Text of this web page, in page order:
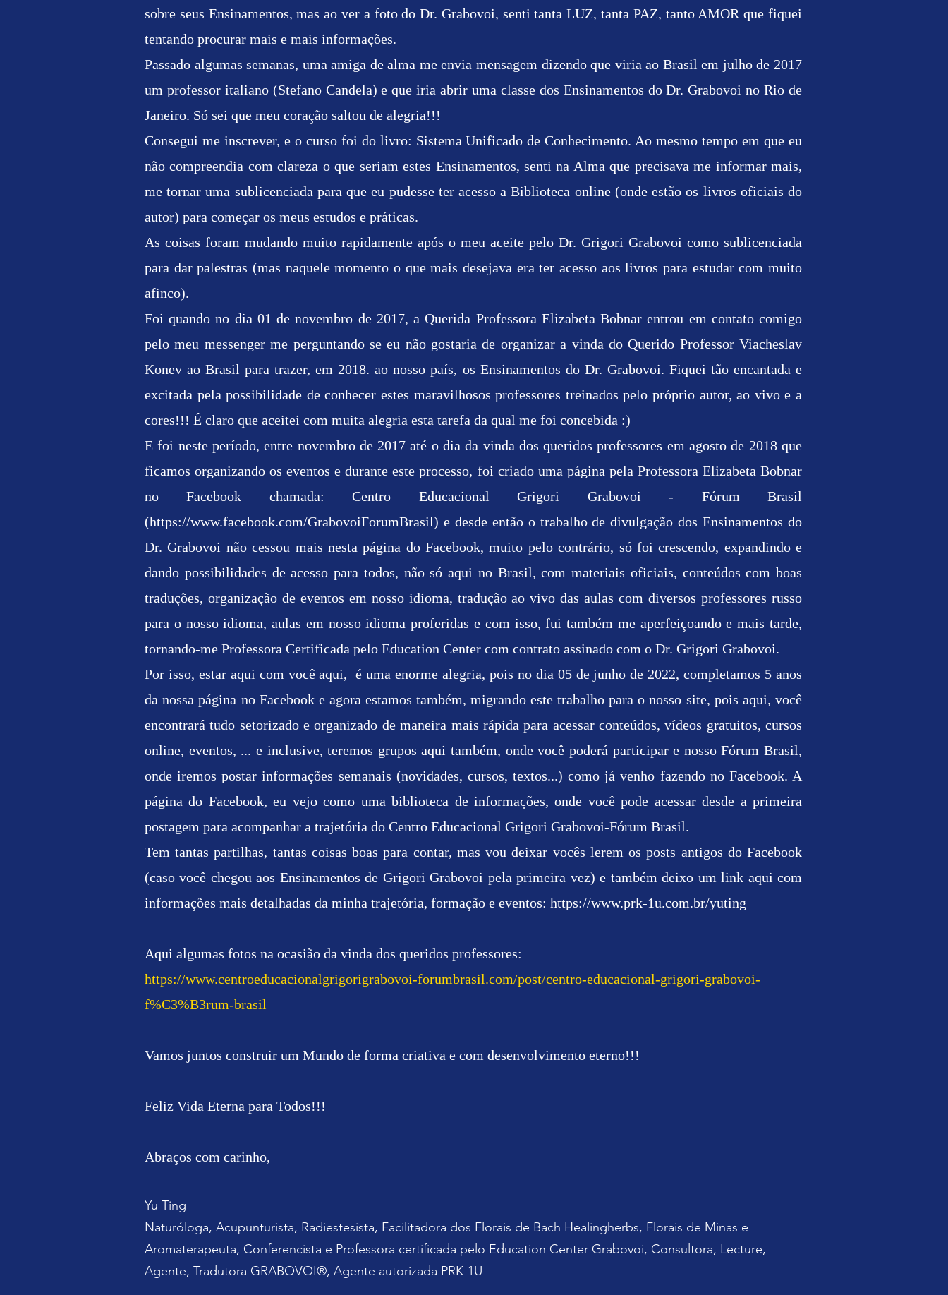
sobre seus Ensinamentos, mas ao ver a foto do Dr. Grabovoi, senti tanta LUZ, tanta PAZ, tanto AMOR que fiquei
tentando procurar mais e mais informações.
Passado algumas semanas, uma amiga de alma me envia mensagem dizendo que viria ao Brasil em julho de 2017
um professor italiano (Stefano Candela) e que iria abrir uma classe dos Ensinamentos do Dr. Grabovoi no Rio de
Janeiro. Só sei que meu coração saltou de alegria!!!
Consegui me inscrever, e o curso foi do livro: Sistema Unificado de Conhecimento. Ao mesmo tempo em que eu
não compreendia com clareza o que seriam estes Ensinamentos, senti na Alma que precisava me informar mais,
me tornar uma sublicenciada para que eu pudesse ter acesso a Biblioteca online (onde estão os livros oficiais do
autor) para começar os meus estudos e práticas.
As coisas foram mudando muito rapidamente após o meu aceite pelo Dr. Grigori Grabovoi como sublicenciada
para dar palestras (mas naquele momento o que mais desejava era ter acesso aos livros para estudar com muito
afinco).
Foi quando no dia 01 de novembro de 2017, a Querida Professora Elizabeta Bobnar entrou em contato comigo
pelo meu messenger me perguntando se eu não gostaria de organizar a vinda do Querido Professor Viacheslav
Konev ao Brasil para trazer, em 2018. ao nosso país, os Ensinamentos do Dr. Grabovoi. Fiquei tão encantada e
excitada pela possibilidade de conhecer estes maravilhosos professores treinados pelo próprio autor, ao vivo e a
cores!!! É claro que aceitei com muita alegria esta tarefa da qual me foi concebida :)
E foi neste período, entre novembro de 2017 até o dia da vinda dos queridos professores em agosto de 2018 que
ficamos organizando os eventos e durante este processo, foi criado uma página pela Professora Elizabeta Bobnar
no Facebook chamada: Centro Educacional Grigori Grabovoi - Fórum Brasil
(https://www.facebook.com/GrabovoiForumBrasil) e desde então o trabalho de divulgação dos Ensinamentos do
Dr. Grabovoi não cessou mais nesta página do Facebook, muito pelo contrário, só foi crescendo, expandindo e
dando possibilidades de acesso para todos, não só aqui no Brasil, com materiais oficiais, conteúdos com boas
traduções, organização de eventos em nosso idioma, tradução ao vivo das aulas com diversos professores russo
para o nosso idioma, aulas em nosso idioma proferidas e com isso, fui também me aperfeiçoando e mais tarde,
tornando-me Professora Certificada pelo Education Center com contrato assinado com o Dr. Grigori Grabovoi.
Por isso, estar aqui com você aqui, é uma enorme alegria, pois no dia 05 de junho de 2022, completamos 5 anos
da nossa página no Facebook e agora estamos também, migrando este trabalho para o nosso site, pois aqui, você
encontrará tudo setorizado e organizado de maneira mais rápida para acessar conteúdos, vídeos gratuitos, cursos
online, eventos, ... e inclusive, teremos grupos aqui também, onde você poderá participar e nosso Fórum Brasil,
onde iremos postar informações semanais (novidades, cursos, textos...) como já venho fazendo no Facebook. A
página do Facebook, eu vejo como uma biblioteca de informações, onde você pode acessar desde a primeira
postagem para acompanhar a trajetória do Centro Educacional Grigori Grabovoi-Fórum Brasil.
Tem tantas partilhas, tantas coisas boas para contar, mas vou deixar vocês lerem os posts antigos do Facebook
(caso você chegou aos Ensinamentos de Grigori Grabovoi pela primeira vez) e também deixo um link aqui com
informações mais detalhadas da minha trajetória, formação e eventos: https://www.prk-1u.com.br/yuting
Aqui algumas fotos na ocasião da vinda dos queridos professores:
https://www.centroeducacionalgrigorigrabovoi-forumbrasil.com/post/centro-educacional-grigori-grabovoi-
f%C3%B3rum-brasil
Vamos juntos construir um Mundo de forma criativa e com desenvolvimento eterno!!!
Feliz Vida Eterna para Todos!!!
Abraços com carinho,
Yu Ting
Naturóloga, Acupunturista, Radiestesista, Facilitadora dos Florais de Bach Healingherbs, Florais de Minas e
Aromaterapeuta, Conferencista e Professora certificada pelo Education Center Grabovoi, Consultora, Lecture,
Agente, Tradutora GRABOVOI®, Agente autorizada PRK-1U